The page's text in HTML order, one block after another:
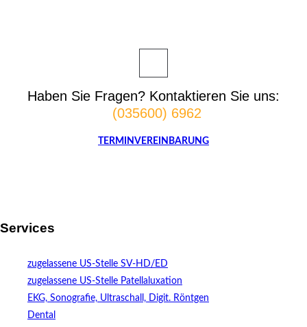
Haben Sie Fragen? Kontaktieren Sie uns:
(035600) 6962
TERMINVEREINBARUNG
Services
zugelassene US-Stelle SV-HD/ED
zugelassene US-Stelle Patellaluxation
EKG, Sonografie, Ultraschall, Digit. Röntgen
Dental